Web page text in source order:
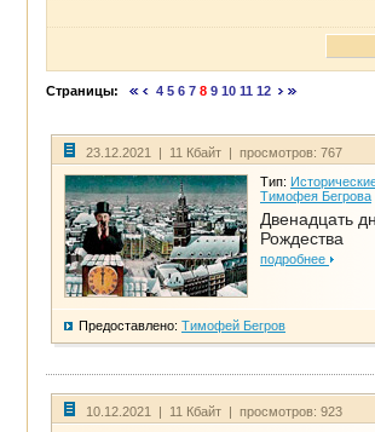
Страницы: 4 5 6 7 8 9 10 11 12
23.12.2021 | 11 Кбайт | просмотров: 767
Тип:
Тимофея Бегрова
Двенадцать
Рождества
подробнее
Предоставлено: Тимофей Бегров
10.12.2021 | 11 Кбайт | просмотров: 923